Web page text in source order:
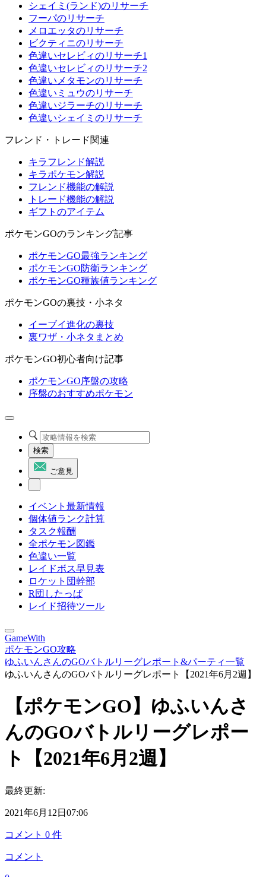
シェイミ(ランド)のリサーチ
フーパのリサーチ
メロエッタのリサーチ
ビクティニのリサーチ
色違いセレビィのリサーチ1
色違いセレビィのリサーチ2
色違いメタモンのリサーチ
色違いミュウのリサーチ
色違いジラーチのリサーチ
色違いシェイミのリサーチ
フレンド・トレード関連
キラフレンド解説
キラポケモン解説
フレンド機能の解説
トレード機能の解説
ギフトのアイテム
ポケモンGOのランキング記事
ポケモンGO最強ランキング
ポケモンGO防衛ランキング
ポケモンGO種族値ランキング
ポケモンGOの裏技・小ネタ
イーブイ進化の裏技
裏ワザ・小ネタまとめ
ポケモンGO初心者向け記事
ポケモンGO序盤の攻略
序盤のおすすめポケモン
検索
ご意見
イベント最新情報
個体値ランク計算
タスク報酬
全ポケモン図鑑
色違い一覧
レイドボス早見表
ロケット団幹部
R団したっぱ
レイド招待ツール
GameWith
ポケモンGO攻略
ゆふいんさんのGOバトルリーグレポート&パーティ一覧
ゆふいんさんのGOバトルリーグレポート【2021年6月2週】
【ポケモンGO】ゆふいんさ
んのGOバトルリーグレポー
ト【2021年6月2週】
最終更新:
2021年6月12日07:06
コメント 0 件
コメント